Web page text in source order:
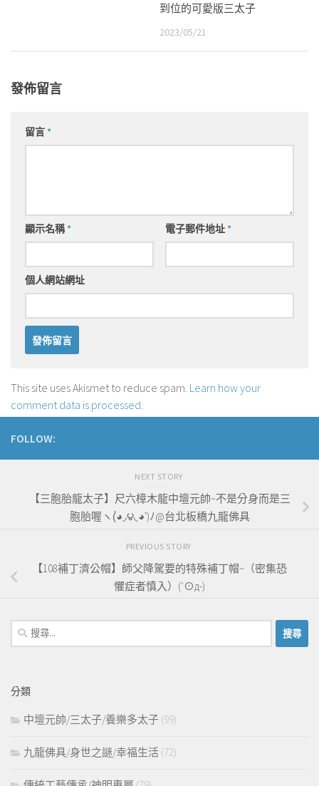
到位的可愛版三太子
2023/05/21
發佈留言
留言*
顯示名稱* 電子郵件地址*
個人網站網址
This site uses Akismet to reduce spam. Learn how your
comment data is processed.
FOLLOW:
NEXT STORY
【三胞胎龍太子】尺六樟木龍中壇元帥~不是分身而是三
胞胎喔ヽ(́◕◞౪◟◕‵)ﾉ@台北板橋九龍佛具
PREVIOUS STORY
【108補丁濟公帽】師父降駕要的特殊補丁帽~（密集恐
懼症者慎入）(‘⊙д-)
搜
尋
字:
分類
中壇元帥/三太子/養樂多太子 (99)
九龍佛具/身世之謎/幸福生活 (72)